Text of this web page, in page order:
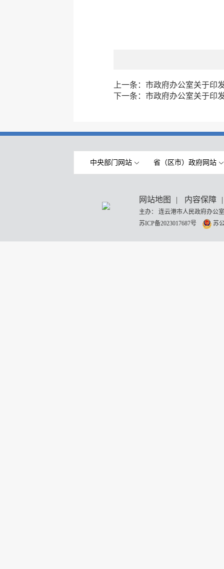
上一条： 市政府办公室关于印
下一条： 市政府办公室关于印
中央部门网站 省（区市）政府网站
网站地图 | 内容保障 |
主办： 连云港市人民政府办
苏ICP备2023017687号
苏